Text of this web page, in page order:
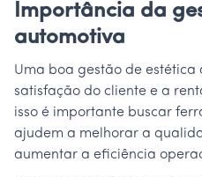
Importância da
automotiva
Uma boa gestão de
satisfação do cliente e a
isso é importante buscar
ajudem a melhorar a
aumentar a eficiência